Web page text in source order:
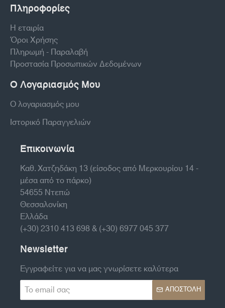
Πληροφορίες
Η εταιρία
Όροι Χρήσης
Πληρωμή - Παραλαβή
Προστασία Προσωπικών Δεδομένων
Ο Λογαριασμός Μου
Ο λογαριασμός μου
Ιστορικό Παραγγελιών
Επικοινωνία
Καθ. Χατζηδάκη 13 (είσοδος από Μερκουρίου 14 -
μέσα από το πάρκο)
54655 Ντεπώ
Θεσσαλονίκη
Ελλάδα
(+30) 2310 413 698 & (+30) 6977 045 377
Newsletter
Εγγραφείτε για να μας γνωρίσετε καλύτερα
Το
email
ΑΠΟΣΤΟΛΉ